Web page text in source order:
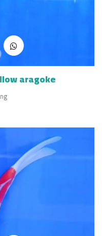
aragoke